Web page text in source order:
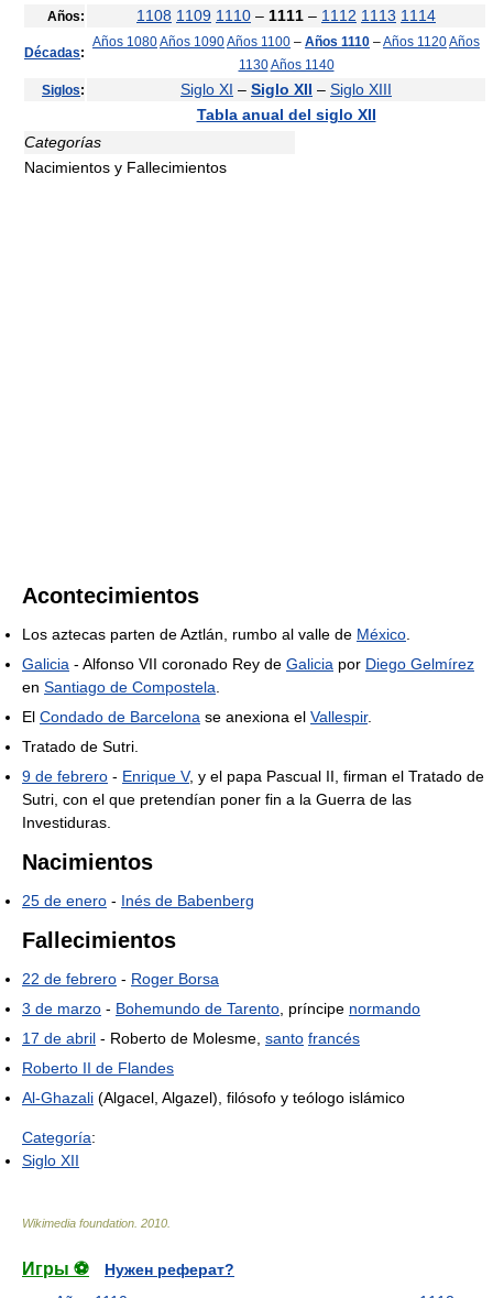
Años: 1108 1109 1110 – 1111 – 1112 1113 1114
Décadas:
Años 1080Años 1090Años 1100 – Años 1110 –Años 1120Años
1130Años 1140
Siglos: Siglo XI – Siglo XII – Siglo XIII
Tabla anual del siglo XII
Categorías
Nacimientos y Fallecimientos
Acontecimientos
Los aztecas parten de Aztlán, rumbo al valle de México
Galicia - Alfonso VII coronado Rey de Galicia por Diego Gelmírez
en Santiago de Compostela
El Condado de Barcelona se anexiona el Vallespir.
Tratado de Sutri.
9 de febrero - Enrique V, y el papa Pascual II, firman el Tratado de
Sutri, con el que pretendían poner fin a la Guerra de las
Investiduras.
Nacimientos
25 de enero - Inés de Babenberg
Fallecimientos
22 de febrero - Roger Borsa
3 de marzo - Bohemundo de Tarento , príncipe normando
17 de abril - Roberto de Molesme, santo francés
Roberto II de Flandes
Al-Ghazali (Algacel, Algazel), filósofo y teólogo islámico
Categoría:
Siglo XII
Wikimedia foundation 2010
Игры ⚽
Нужен реферат?